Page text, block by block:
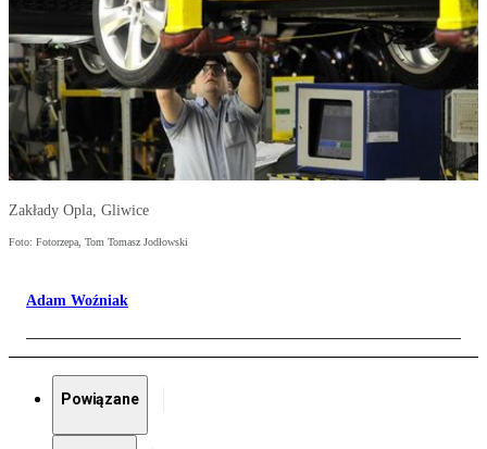
Zakłady Opla, Gliwice
Foto: Fotorzepa, Tom Tomasz Jodłowski
Adam Woźniak
Powiązane